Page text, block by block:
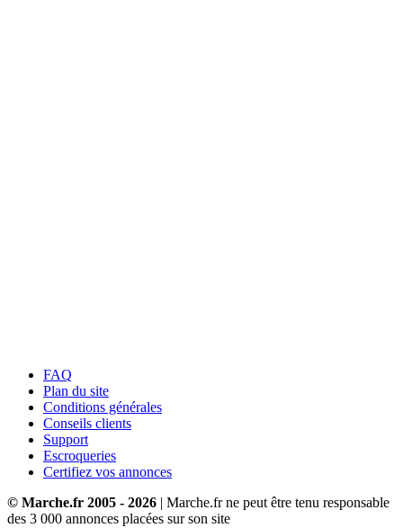
FAQ
Plan du site
Conditions générales
Conseils clients
Support
Escroqueries
Certifiez vos annonces
© Marche.fr 2005 - 2026 | Marche.fr ne peut être tenu responsable
des 3 000 annonces placées sur son site